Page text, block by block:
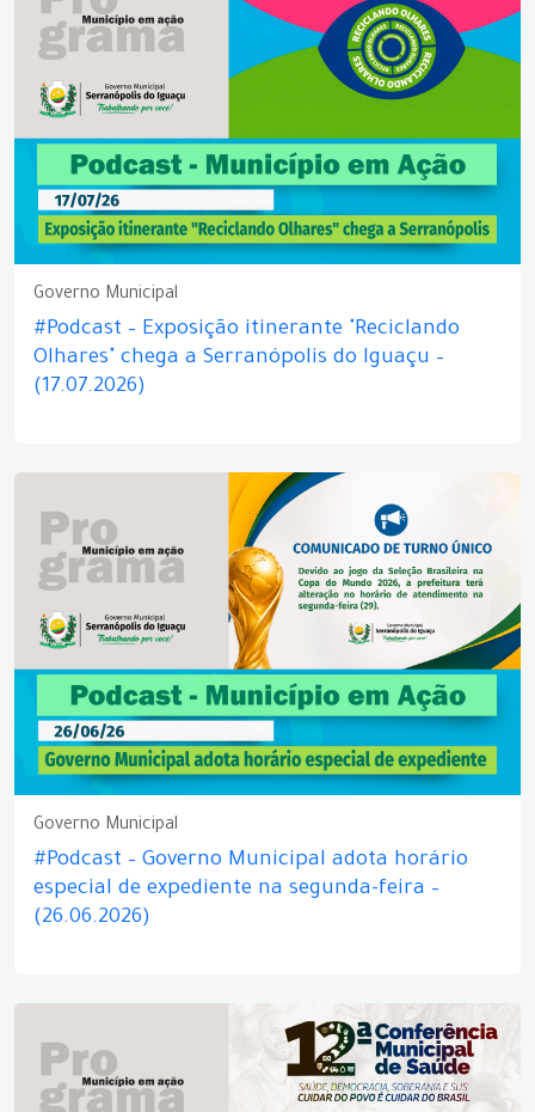
Governo Municipal
#Podcast – Exposição itinerante "Reciclando
Olhares" chega a Serranópolis do Iguaçu –
(17.07.2026)
Governo Municipal
#Podcast – Governo Municipal adota horário
especial de expediente na segunda-feira –
(26.06.2026)